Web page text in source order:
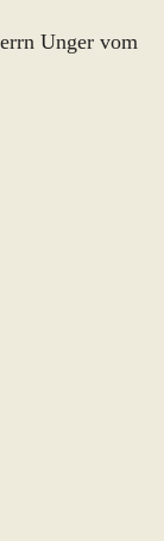
Unger vom